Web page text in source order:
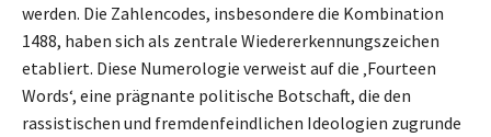
werden. Die Zahlencodes, insbesondere die Kombination
1488, haben sich als zentrale Wiedererkennungszeichen
etabliert. Diese Numerologie verweist auf die ‚Fourteen
Words‘, eine prägnante politische Botschaft, die den
rassistischen und fremdenfeindlichen Ideologien zugrunde